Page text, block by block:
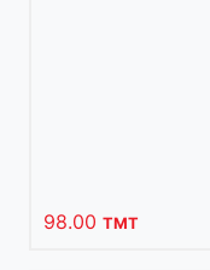
98.00 TMT